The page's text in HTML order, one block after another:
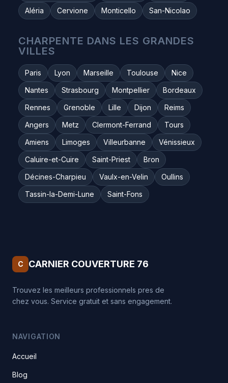
Aléria
Cervione Monticello San-Nicolao
CHARPENTE DANS LES GRANDES
VILLES
Paris Lyon Marseille Toulouse
Nice
Nantes
Strasbourg Montpellier
Bordeaux
Rennes
Grenoble Lille Dijon
Reims
Angers
Metz Clermont-Ferrand
Tours
Amiens
Limoges Villeurbanne
Vénissieux
Caluire-et-Cuire
Saint-Priest
Bron
Décines-Charpieu
Vaulx-en-Velin
Oullins
Tassin-la-Demi-Lune
Saint-Fons
C CARNIER COUVERTURE 76
Trouvez les meilleurs professionnels pres de
chez vous. Service gratuit et sans engagement.
NAVIGATION
Accueil
Blog